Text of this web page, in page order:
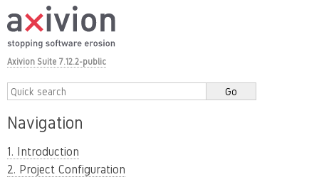
Axivion Suite 7.12.2-public
Navigation
1. Introduction
2. Project Configuration